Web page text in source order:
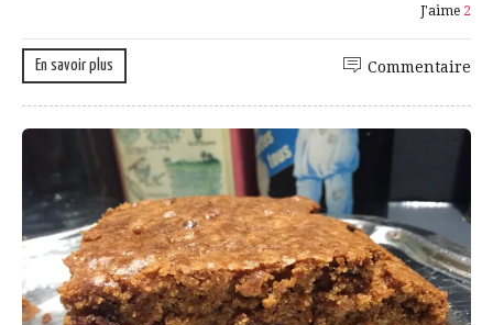
J'aime 2
En savoir plus Commentaire